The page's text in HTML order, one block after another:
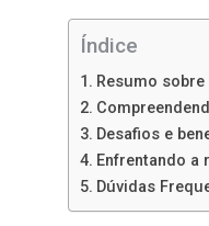
Índice
Resumo
Desafios e
Enfrentando
Dúvidas